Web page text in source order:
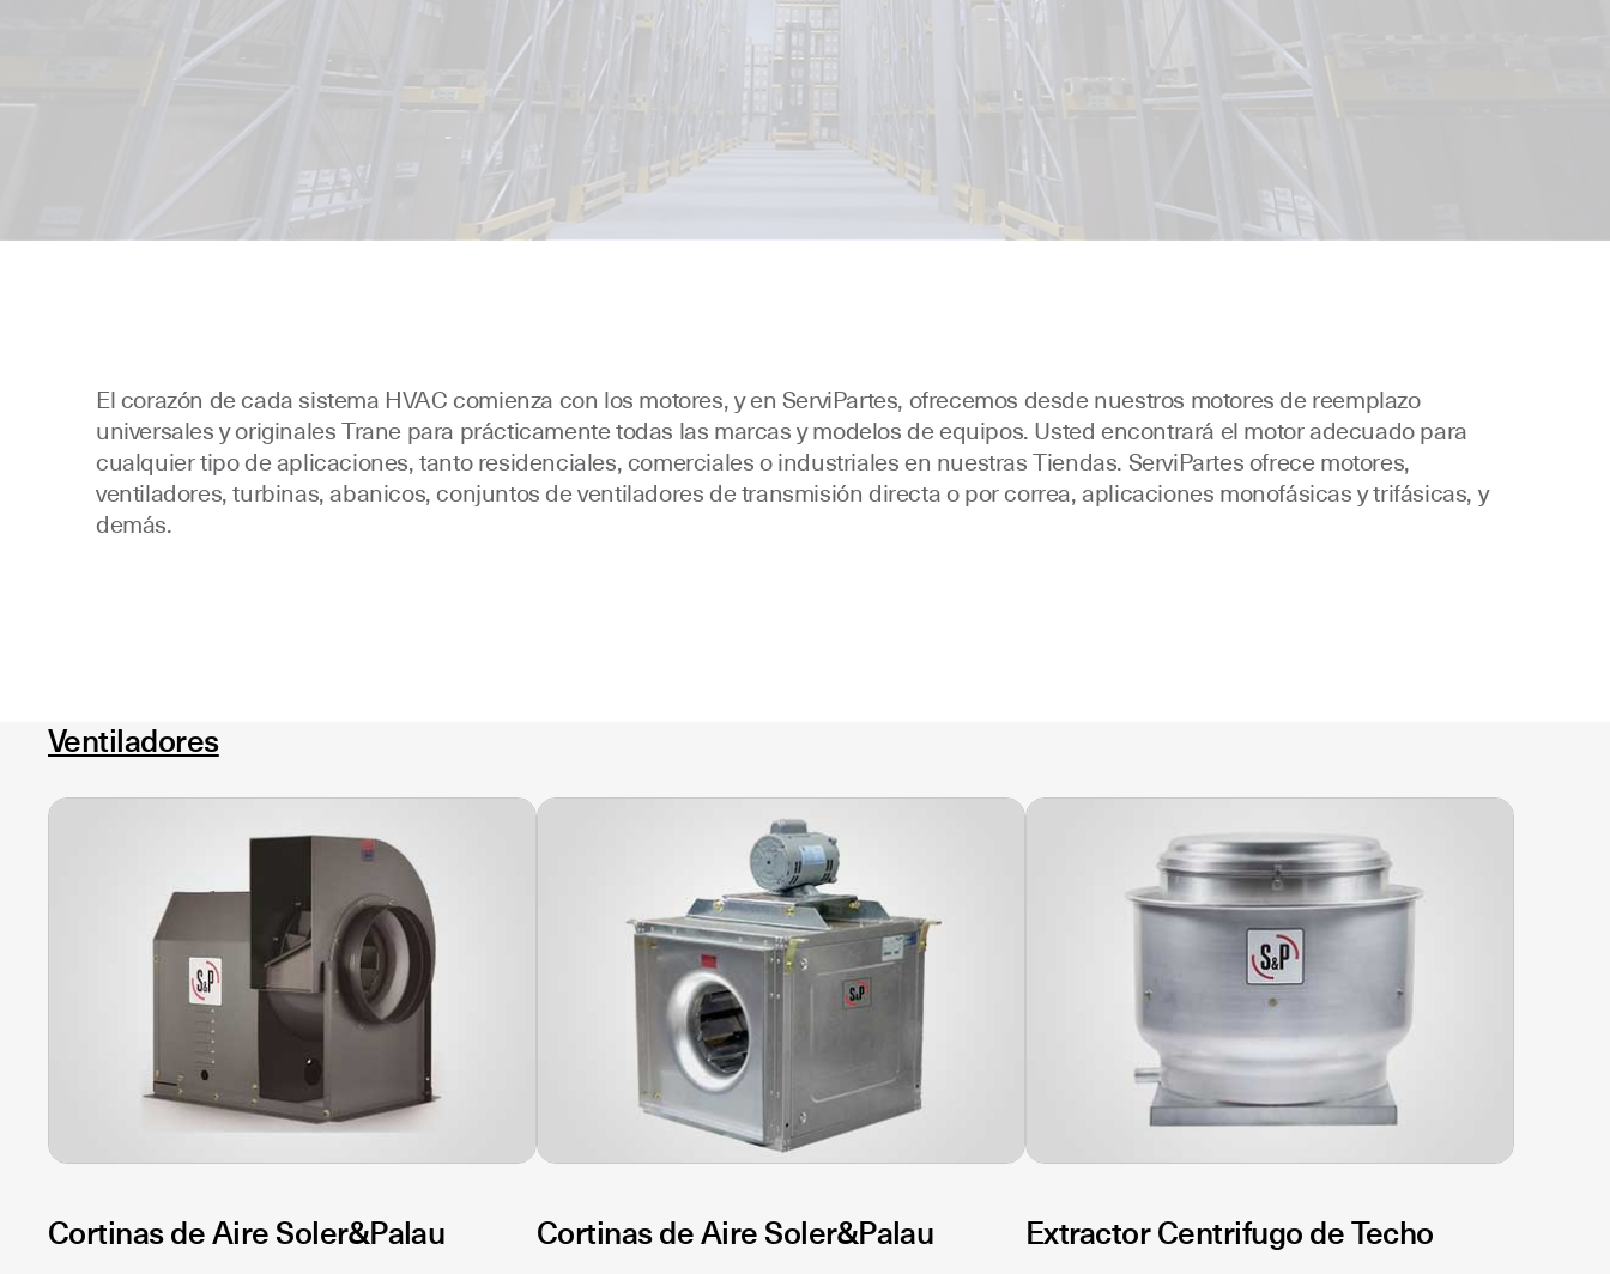
El corazón de cada sistema HVAC comienza con los motores, y en ServiPartes, ofrecemos desde nuestros motores de reemplazo
universales y originales Trane para prácticamente todas las marcas y modelos de equipos. Usted encontrará el motor adecuado para
cualquier tipo de aplicaciones, tanto residenciales, comerciales o industriales en nuestras Tiendas. ServiPartes ofrece motores,
ventiladores, turbinas, abanicos, conjuntos de ventiladores de transmisión directa o por correa, aplicaciones monofásicas y trifásicas, y
demás.
Ventiladores
Cortinas de Aire Soler&Palau Cortinas de Aire Soler&Palau Extractor Centrifugo de Techo